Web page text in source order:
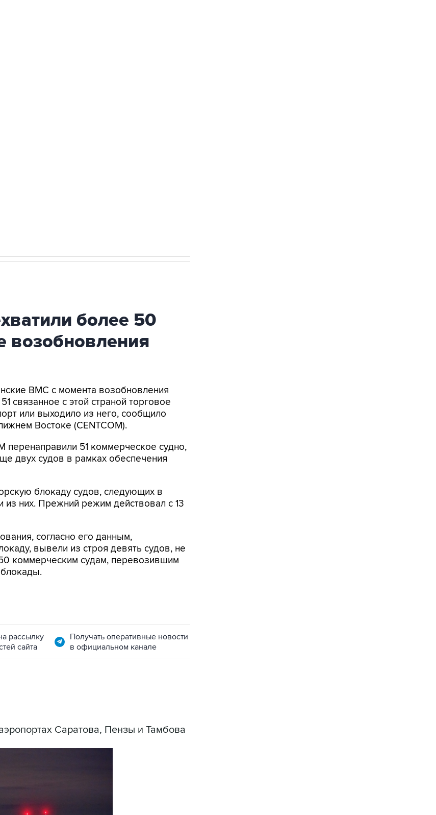
более 50
возобновления
ВМС с момента возобновления
связанное с этой страной торговое
или выходило из него, сообщило
Востоке (CENTCOM).
перенаправили 51 коммерческое судно,
двух судов в рамках обеспечения
блокаду судов, следующих в
них. Прежний режим действовал с 13
согласно его данным,
вывели из строя девять судов, не
коммерческим судам, перевозившим
рассылку
сайта
Получать оперативные новости
в официальном канале
Саратова, Пензы и Тамбова